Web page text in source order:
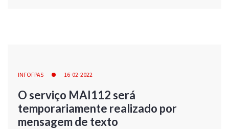
INFOFPAS 16-02-2022
O serviço MAI112 será
temporariamente realizado por
mensagem de texto